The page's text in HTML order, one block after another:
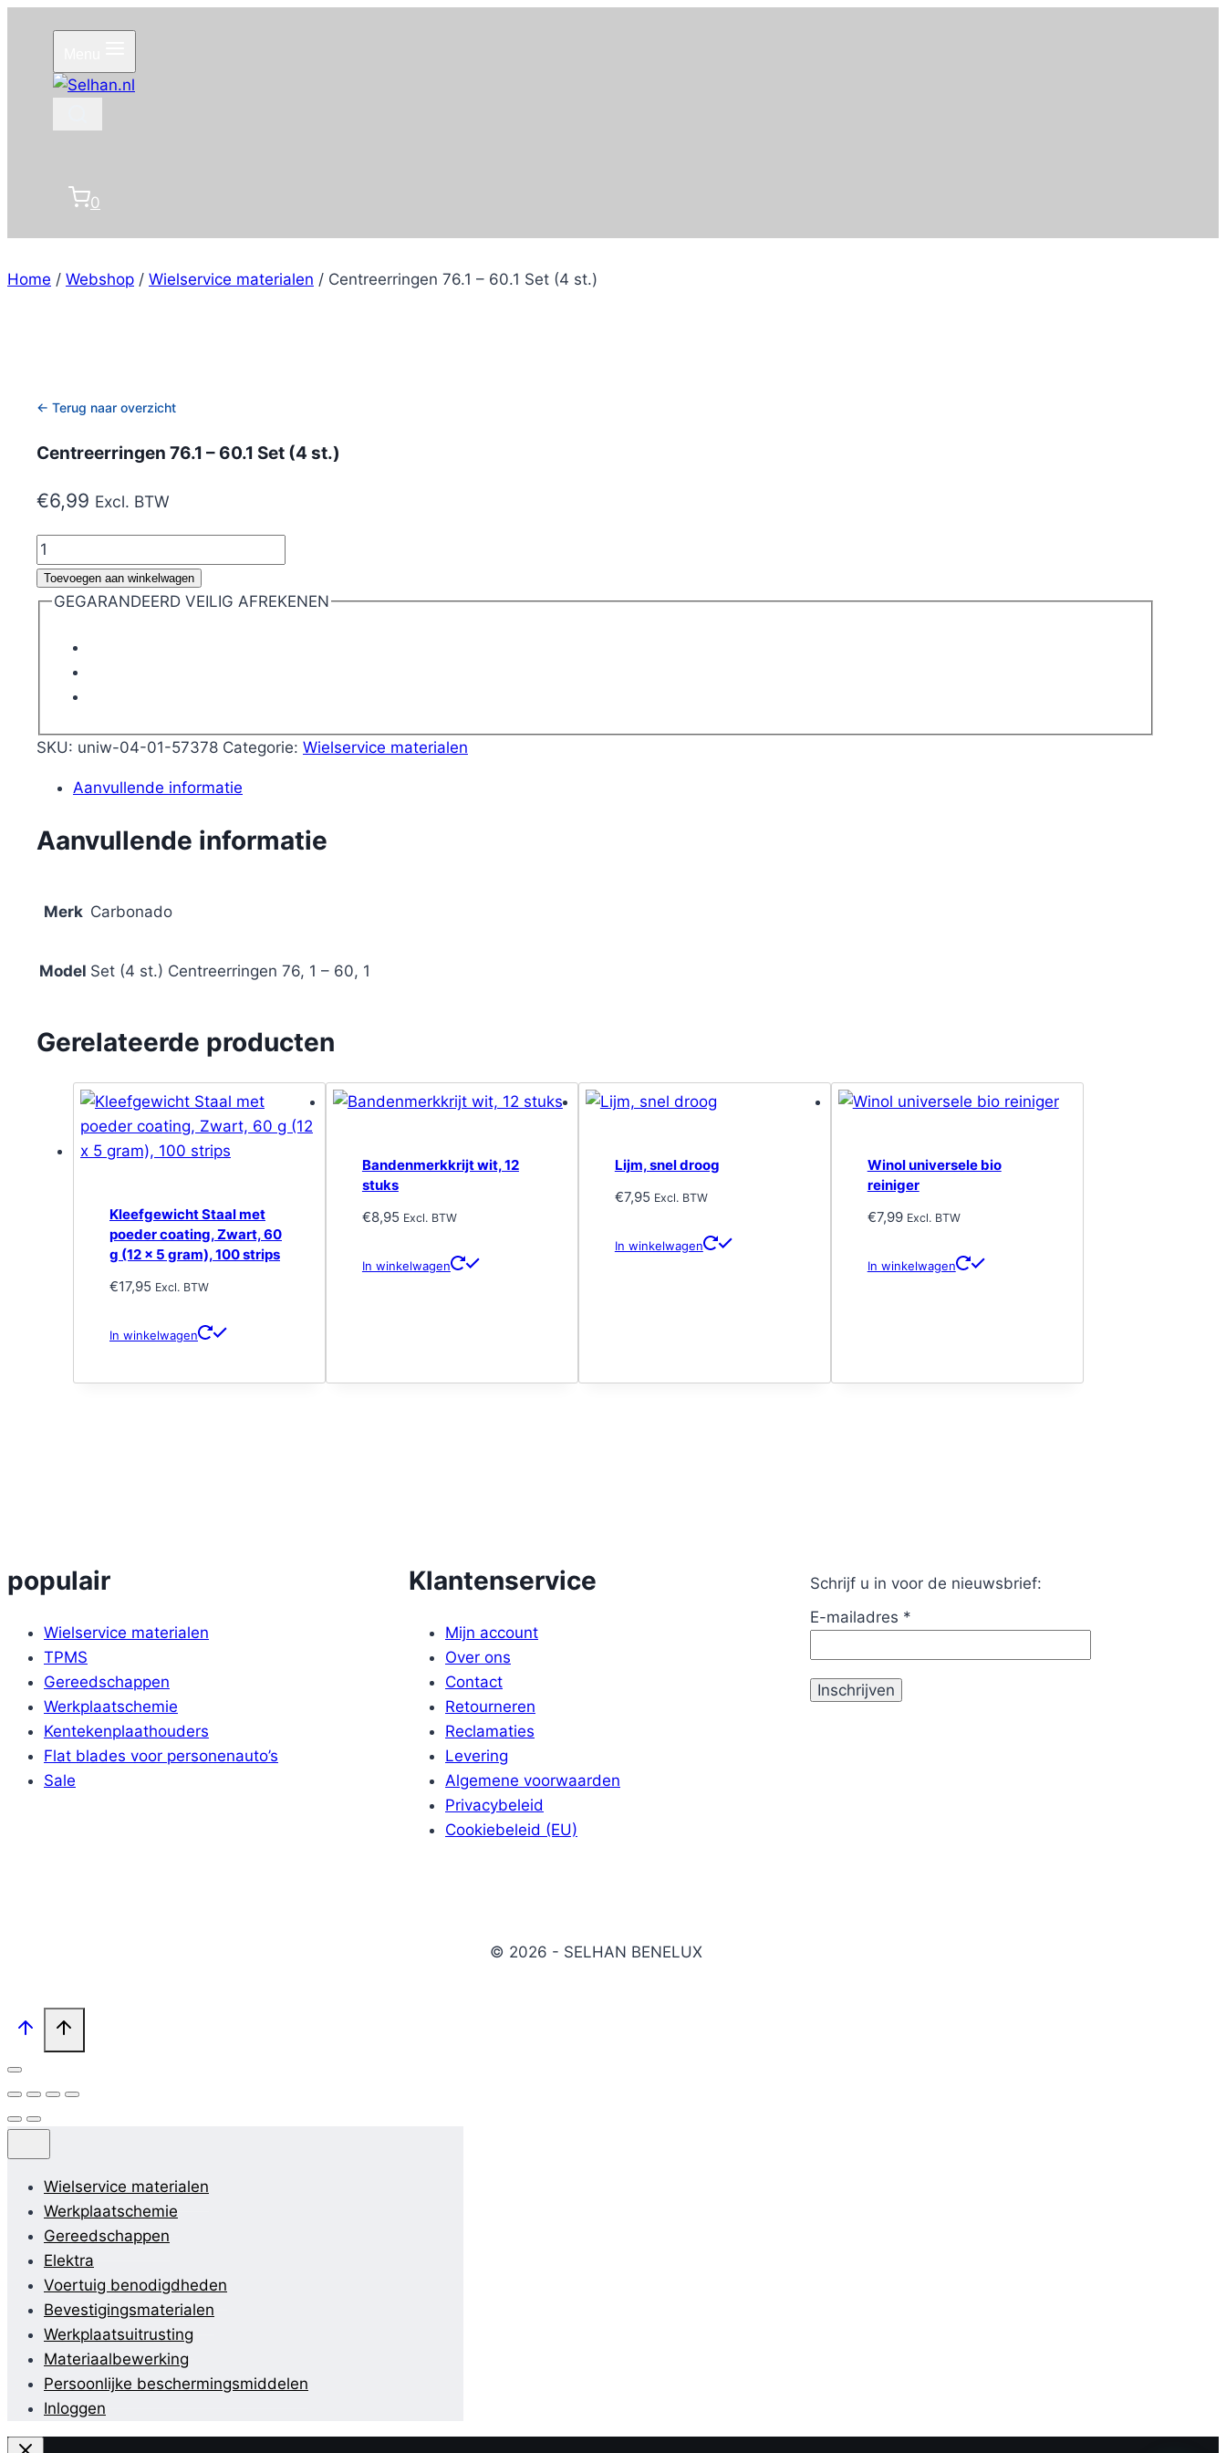
inhoud
0
Home / Webshop / Wielservice materialen / Centreerringen 76.1 – 60.1 Set (4 st.)
← Terug naar overzicht
Centreerringen 76.1 – 60.1 Set (4 st.)
€6,99 Excl. BTW
Centreerringen
76.1
Toevoegen aan winkelwagen
GEGARANDEERD VEILIG AFREKENEN
SKU: uniw-04-01-57378 Categorie: Wielservice materialen
Aanvullende informatie
Aanvullende informatie
Merk Carbonado
Model Set (4 st.) Centreerringen 76, 1 – 60, 1
Gerelateerde producten
Kleefgewicht Staal met
poeder coating, Zwart, 60
g (12 x 5 gram), 100 strips
€17,95 Excl. BTW
In winkelwagen
Bandenmerkkrijt wit, 12
stuks
€8,95 Excl. BTW
In winkelwagen
Lijm, snel droog
€7,95 Excl. BTW
In winkelwagen
Winol universele bio
reiniger
€7,99 Excl. BTW
In winkelwagen
populair
Wielservice materialen
TPMS
Gereedschappen
Werkplaatschemie
Kentekenplaathouders
Flat blades voor personenauto’s
Sale
Klantenservice
Mijn account
Over ons
Contact
Retourneren
Reclamaties
Levering
Algemene voorwaarden
Privacybeleid
Cookiebeleid (EU)
Schrijf u in voor de nieuwsbrief:
E-mailadres *
© 2026 - SELHAN BENELUX
Wielservice materialen
Werkplaatschemie
Gereedschappen
Elektra
Voertuig benodigdheden
Bevestigingsmaterialen
Werkplaatsuitrusting
Materiaalbewerking
Persoonlijke beschermingsmiddelen
Inloggen